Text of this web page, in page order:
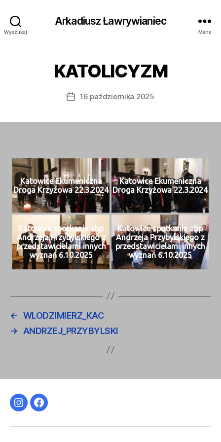
Wyszukaj
Arkadiusz Ławrywianiec
Menu
KATOLICYZM
Data16 października 2025
Katow­ice Eku­menicz­na
Dro­ga Krzyżowa 22.3.2024
Katow­ice Eku­menicz­na
Dro­ga Krzyżowa 22.3.2024
Katow­ice spotkanie abp
Andrze­ja Przy­byl­skiego z
przed­staw­iciela­mi innych
wyz­nań 6.10.2025
Katow­ice spotkanie abp
Andrze­ja Przy­byl­skiego z
przed­staw­iciela­mi innych
wyz­nań 6.10.2025
← WLODZIMIERZ_KAC
→
ANDRZEJ_PRZYBYLSKI
InstagramFacebook